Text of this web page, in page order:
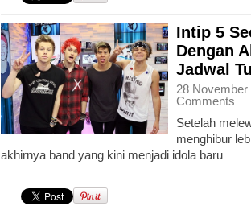
Intip 5
Dengan
Jadwal
28
Comments
Setelah
menghibur
akhirnya band yang kini menjadi idola baru